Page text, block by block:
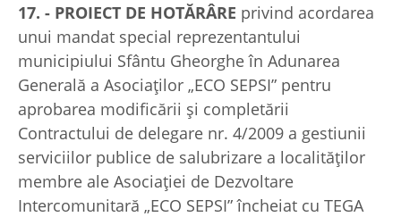
17. - PROIECT DE HOTĂRÂRE privind acordarea
unui mandat special reprezentantului
municipiului Sfântu Gheorghe în Adunarea
Generală a Asociaților „ECO SEPSI” pentru
aprobarea modificării şi completării
Contractului de delegare nr. 4/2009 a gestiunii
serviciilor publice de salubrizare a localităților
membre ale Asociației de Dezvoltare
Intercomunitară „ECO SEPSI” încheiat cu TEGA